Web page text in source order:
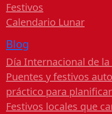
Festivos
Calendario Lunar
Blog
Día Internacional de
Puentes y festivos
práctico para
Festivos locales que